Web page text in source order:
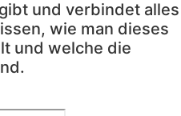
und verbindet alles
wie man dieses
und welche die